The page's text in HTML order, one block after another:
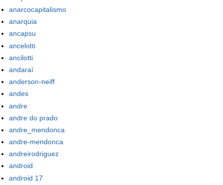
anarcocapitalismo
anarquia
ancapsu
ancelotti
ancilotti
andaraí
anderson-neiff
andes
andre
andre do prado
andre_mendonca
andre-mendonca
andreirodriguez
android
android 17